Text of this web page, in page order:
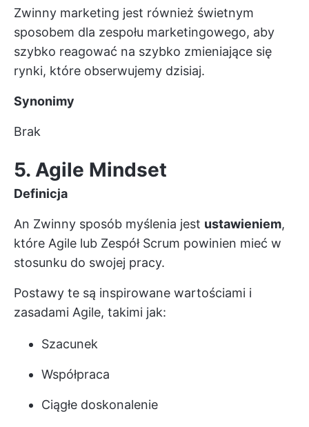
Zwinny marketing jest również świetnym
sposobem dla zespołu marketingowego, aby
szybko reagować na szybko zmieniające się
rynki, które obserwujemy dzisiaj.
Synonimy
Brak
5. Agile Mindset
Definicja
An Zwinny sposób myślenia jest ustawieniem,
które Agile lub Zespół Scrum powinien mieć w
stosunku do swojej pracy.
Postawy te są inspirowane wartościami i
zasadami Agile, takimi jak:
Szacunek
Współpraca
Ciągłe doskonalenie